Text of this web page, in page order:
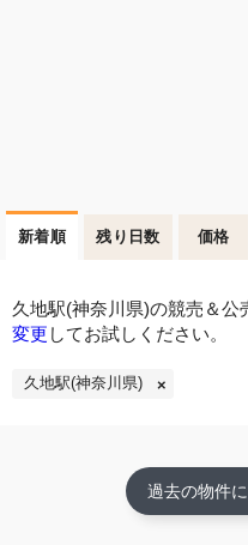
新着順 残り日数 価格
久地駅(神奈川県)の競売＆公
変更 してお試しください。
久地駅(神奈川県)
過去の物件